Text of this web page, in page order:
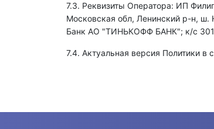
7.3. Реквизиты Оператора: ИП
Московская обл, Ленинский р-н, ш.
Банк АО "ТИНЬКОФФ БАНК"; к/с
7.4. Актуальная версия Политики в